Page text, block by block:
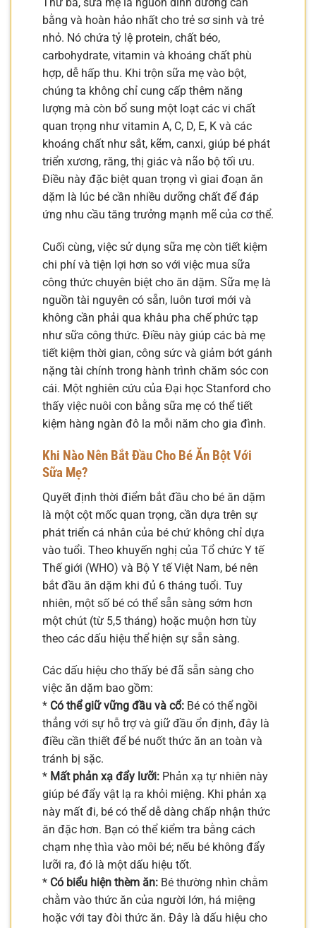
Thứ ba, sữa mẹ là nguồn dinh dưỡng cân
bằng và hoàn hảo nhất cho trẻ sơ sinh và trẻ
nhỏ. Nó chứa tỷ lệ protein, chất béo,
carbohydrate, vitamin và khoáng chất phù
hợp, dễ hấp thu. Khi trộn sữa mẹ vào bột,
chúng ta không chỉ cung cấp thêm năng
lượng mà còn bổ sung một loạt các vi chất
quan trọng như vitamin A, C, D, E, K và các
khoáng chất như sắt, kẽm, canxi, giúp bé phát
triển xương, răng, thị giác và não bộ tối ưu.
Điều này đặc biệt quan trọng vì giai đoạn ăn
dặm là lúc bé cần nhiều dưỡng chất để đáp
ứng nhu cầu tăng trưởng mạnh mẽ của cơ thể.
Cuối cùng, việc sử dụng sữa mẹ còn tiết kiệm
chi phí và tiện lợi hơn so với việc mua sữa
công thức chuyên biệt cho ăn dặm. Sữa mẹ là
nguồn tài nguyên có sẵn, luôn tươi mới và
không cần phải qua khâu pha chế phức tạp
như sữa công thức. Điều này giúp các bà mẹ
tiết kiệm thời gian, công sức và giảm bớt gánh
nặng tài chính trong hành trình chăm sóc con
cái. Một nghiên cứu của Đại học Stanford cho
thấy việc nuôi con bằng sữa mẹ có thể tiết
kiệm hàng ngàn đô la mỗi năm cho gia đình.
Khi Nào Nên Bắt Đầu Cho Bé Ăn Bột Với
Sữa Mẹ?
Quyết định thời điểm bắt đầu cho bé ăn dặm
là một cột mốc quan trọng, cần dựa trên sự
phát triển cá nhân của bé chứ không chỉ dựa
vào tuổi. Theo khuyến nghị của Tổ chức Y tế
Thế giới (WHO) và Bộ Y tế Việt Nam, bé nên
bắt đầu ăn dặm khi đủ 6 tháng tuổi. Tuy
nhiên, một số bé có thể sẵn sàng sớm hơn
một chút (từ 5,5 tháng) hoặc muộn hơn tùy
theo các dấu hiệu thể hiện sự sẵn sàng.
Các dấu hiệu cho thấy bé đã sẵn sàng cho
việc ăn dặm bao gồm:
* Có thể giữ vững đầu và cổ: Bé có thể ngồi
thẳng với sự hỗ trợ và giữ đầu ổn định, đây là
điều cần thiết để bé nuốt thức ăn an toàn và
tránh bị sặc.
* Mất phản xạ đẩy lưỡi: Phản xạ tự nhiên này
giúp bé đẩy vật lạ ra khỏi miệng. Khi phản xạ
này mất đi, bé có thể dễ dàng chấp nhận thức
ăn đặc hơn. Bạn có thể kiểm tra bằng cách
chạm nhẹ thìa vào môi bé; nếu bé không đẩy
lưỡi ra, đó là một dấu hiệu tốt.
* Có biểu hiện thèm ăn: Bé thường nhìn chằm
chằm vào thức ăn của người lớn, há miệng
hoặc với tay đòi thức ăn. Đây là dấu hiệu cho